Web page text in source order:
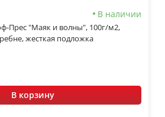
В наличии
Прес "Маяк и волны", 100г/м2,
жесткая подложка
В корзину